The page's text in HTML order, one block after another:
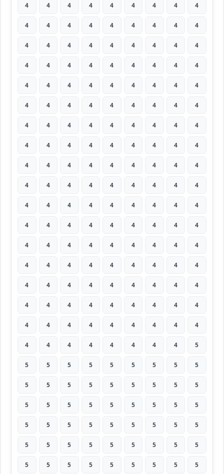
4 4 4 4 4 4 4 4 4
4 4 4 4 4 4 4 4 4
4 4 4 4 4 4 4 4 4
4 4 4 4 4 4 4 4 4
4 4 4 4 4 4 4 4 4
4 4 4 4 4 4 4 4 4
4 4 4 4 4 4 4 4 4
4 4 4 4 4 4 4 4 4
4 4 4 4 4 4 4 4 4
4 4 4 4 4 4 4 4 4
4 4 4 4 4 4 4 4 4
4 4 4 4 4 4 4 4 4
4 4 4 4 4 4 4 4 4
4 4 4 4 4 4 4 4 4
4 4 4 4 4 4 4 4 4
4 4 4 4 4 4 4 4 4
4 4 4 4 4 4 4 4 4
4 4 4 4 4 4 4 4 5
5 5 5 5 5 5 5 5 5
5 5 5 5 5 5 5 5 5
5 5 5 5 5 5 5 5 5
5 5 5 5 5 5 5 5 5
5 5 5 5 5 5 5 5 5
5 5 5 5 5 5 5 5 5